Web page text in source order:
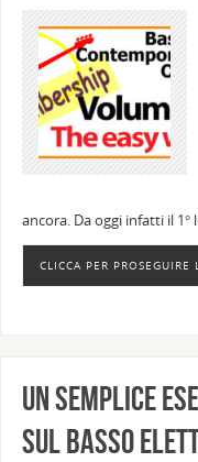
ancora. Da oggi infatti il
CLICCA PER PROSEGUIRE
Un semplice
sul basso